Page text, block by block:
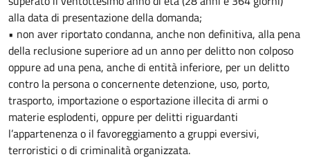
alla data di presentazione della domanda;
• non aver riportato condanna, anche non definitiva, alla pena
della reclusione superiore ad un anno per delitto non colposo
oppure ad una pena, anche di entità inferiore, per un delitto
contro la persona o concernente detenzione, uso, porto,
trasporto, importazione o esportazione illecita di armi o
materie esplodenti, oppure per delitti riguardanti
l’appartenenza o il favoreggiamento a gruppi eversivi,
terroristici o di criminalità organizzata.